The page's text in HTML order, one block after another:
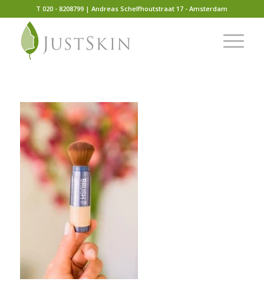
T 020 - 8208799 | Andreas Schelfhoutstraat 17 - Amsterdam